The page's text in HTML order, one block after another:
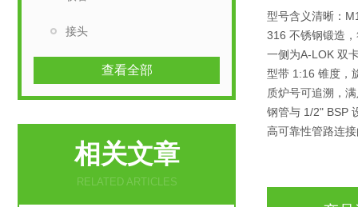
接头
查看全部
相关文章
RELATED ARTICLES
型号含义清晰：
316 不锈钢锻造
一侧为A-LOK 双
型带 1:16 锥度，
质炉号可追溯，
钢管与 1/2" BSP
高可靠性管路连